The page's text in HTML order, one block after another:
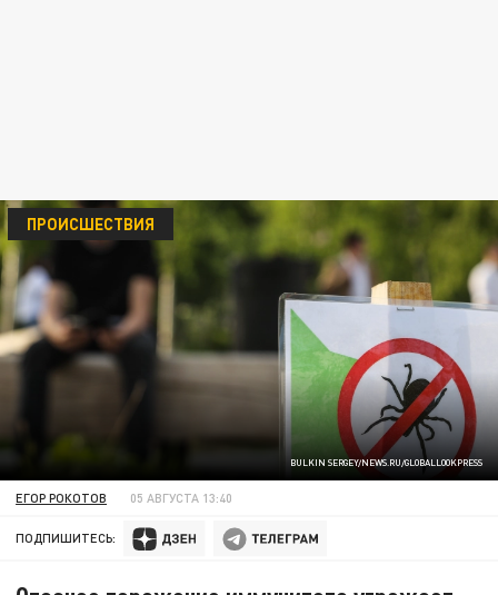
BULKIN SERGEY/NEWS.RU/GLOBALLOOKPRESS
ПРОИСШЕСТВИЯ
ЕГОР РОКОТОВ 05 АВГУСТА 13:40
ПОДПИШИТЕСЬ: